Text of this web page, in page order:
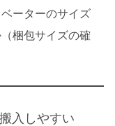
ーターのサイズ
梱包サイズの確
入しやすい